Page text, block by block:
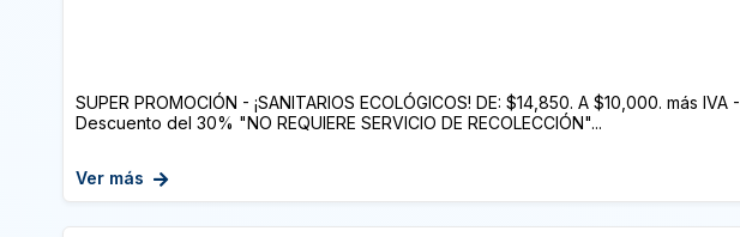
SUPER PROMOCIÓN - ¡SANITARIOS ECOLÓGICOS! DE: $14,850. A $10,000. más IVA -
Descuento del 30% "NO REQUIERE SERVICIO DE RECOLECCIÓN"...
Ver más